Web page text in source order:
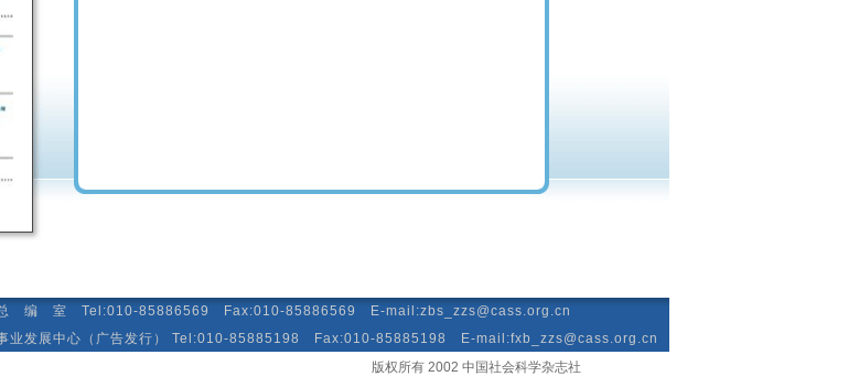
编 室 Tel:010-85886569 Fax:010-85886569 E-mail:zbs_zzs@cass.org.cn
业发展中心（广告发行） Tel:010-85885198 Fax:010-85885198 E-mail:fxb_zzs@cass.org.cn
版权所有 2002 中国社会科学杂志社